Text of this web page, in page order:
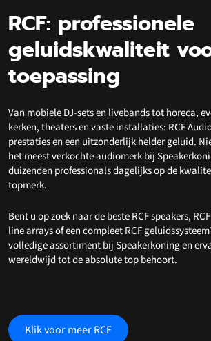
RCF: professionele
geluidskwaliteit
toepassing
Van mobiele DJ-sets en livebands tot horeca,
kerken, theaters en vaste installaties: RCF
prestaties en een uitzonderlijk helder geluid.
het meest verkochte audiomerk bij
duizenden professionals dagelijks op de
topmerk.
Bent u op zoek naar de beste RCF speakers,
line arrays of een compleet RCF
volledige assortiment bij Speakerkoning en
wereldwijd tot de absolute top behoort.
Klik voor meer RCF